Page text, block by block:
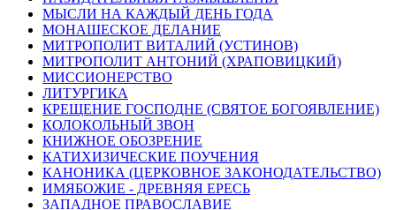
МЫСЛИ НА КАЖДЫЙ ДЕНЬ ГОДА
МОНАШЕСКОЕ ДЕЛАНИЕ
МИТРОПОЛИТ ВИТАЛИЙ (УСТИНОВ)
МИТРОПОЛИТ АНТОНИЙ (ХРАПОВИЦКИЙ)
МИССИОНЕРСТВО
ЛИТУРГИКА
КРЕЩЕНИЕ ГОСПОДНЕ (СВЯТОЕ БОГОЯВЛЕНИЕ)
КОЛОКОЛЬНЫЙ ЗВОН
КНИЖНОЕ ОБОЗРЕНИЕ
КАТИХИЗИЧЕСКИЕ ПОУЧЕНИЯ
КАНОНИКА (ЦЕРКОВНОЕ ЗАКОНОДАТЕЛЬСТВО)
ИМЯБОЖИЕ - ДРЕВНЯЯ ЕРЕСЬ
ЗАПАДНОЕ ПРАВОСЛАВИЕ